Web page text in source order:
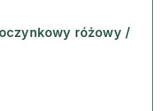
różowy /